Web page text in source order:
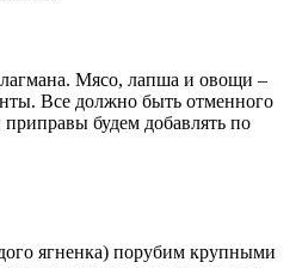
Мясо, лапша и овощи –
Все должно быть отменного
будем добавлять по
ягненка) порубим крупными